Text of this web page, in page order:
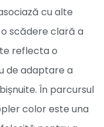
cu alte
scădere clară a
reflecta o
de adaptare a
În parcursul
color este una